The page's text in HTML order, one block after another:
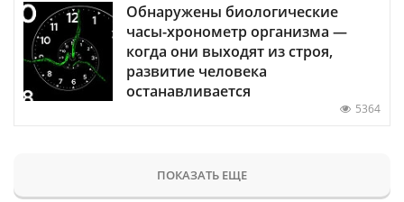
Обнаружены биологические
часы-хронометр организма —
когда они выходят из строя,
развитие человека
останавливается
5364
ПОКАЗАТЬ ЕЩЕ